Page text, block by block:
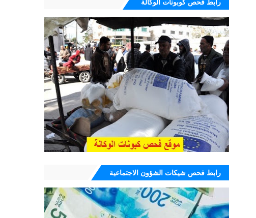
رابط فحص كوبونات الوكالة
رابط فحص شيكات الشؤون الاجتماعية